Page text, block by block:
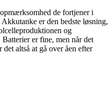
de fortjener i
er den bedste løsning,
og
er fine, men når det
altså at gå over åen efter